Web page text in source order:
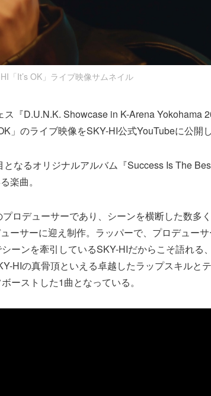
「It’s OK」ライブ映像サムネイル
『D.U.N.K. Showcase in K-Arena Yokohama
」のライブ映像をSKY-HI公式YouTubeに公開し
なるオリジナルアルバム『Success Is The
楽曲。
ロデューサーであり、シーンを横断した数多
ーサーに迎え制作。ラッパーで、プロデュー
ーンを牽引しているSKY-HIだからこそ語れる
HIの真骨頂といえる卓越したラップスキルとテ
ーストした1曲となっている。